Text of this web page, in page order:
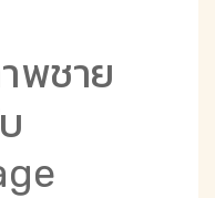
พชาย